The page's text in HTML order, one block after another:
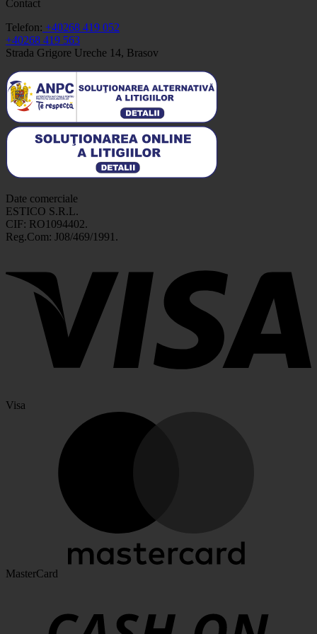
Contact
Telefon: +40268 419 052
+40268 419 563
Strada Grigore Ureche 14, Brasov
Date comerciale
ESTICO S.R.L.
CIF: RO1094402.
Reg.Com: J08/469/1991.
Visa
MasterCard